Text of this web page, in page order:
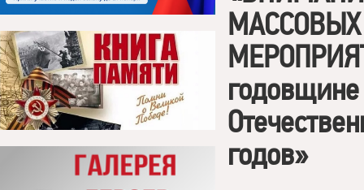
годов»